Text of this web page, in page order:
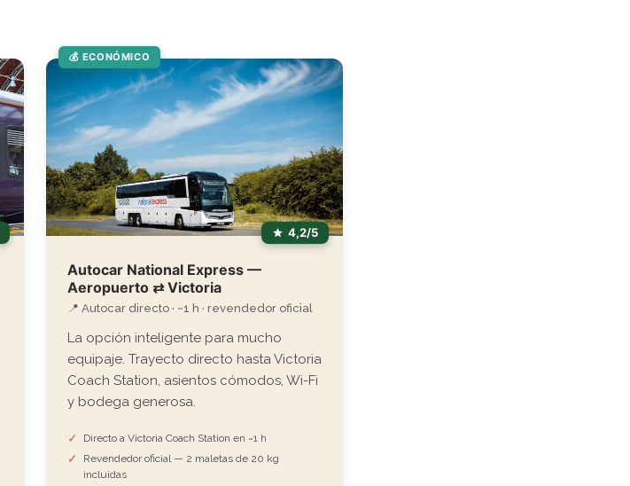
💰 ECONÓMICO
4,2/5
Autocar National Express —
Aeropuerto ⇄ Victoria
📍 Autocar directo · ~1 h · revendedor oficial
La opción inteligente para mucho
equipaje. Trayecto directo hasta Victoria
Coach Station, asientos cómodos, Wi-Fi
y bodega generosa.
Directo a Victoria Coach Station en ~1 h
Revendedor oficial — 2 maletas de 20 kg
incluidas